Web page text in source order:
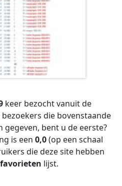
keer bezocht vanuit de
bezoekers die bovenstaande
bent u de eerste?
is een 0,0(op een schaal
die deze site hebben
lijst.